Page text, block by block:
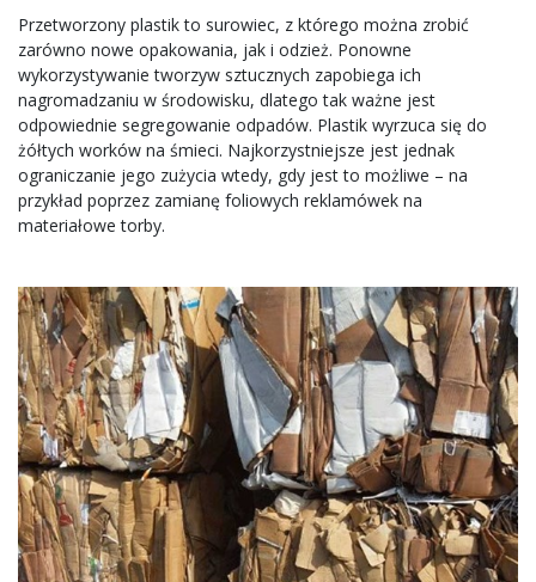
Przetworzony plastik to surowiec, z którego można zrobić
zarówno nowe opakowania, jak i odzież. Ponowne
wykorzystywanie tworzyw sztucznych zapobiega ich
nagromadzaniu w środowisku, dlatego tak ważne jest
odpowiednie segregowanie odpadów. Plastik wyrzuca się do
żółtych worków na śmieci. Najkorzystniejsze jest jednak
ograniczanie jego zużycia wtedy, gdy jest to możliwe – na
przykład poprzez zamianę foliowych reklamówek na
materiałowe torby.